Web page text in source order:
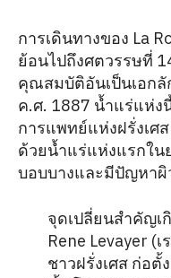
การเดินทางของ La
ย้อนไปถึงศตวรรษที่
คุณสมบัติอันเป็นเอก
ค.ศ. 1887 น้ำแร่แห่ง
การแพทย์แห่งฝรั่งเศ
ด้วยน้ำแร่แห่งแรกใน
บอบบางและมีปัญหาผิ
จุดเปลี่ยนสำคัญเ
Rene Levayer (เ
ชาวฝรั่งเศส ก่อตั้